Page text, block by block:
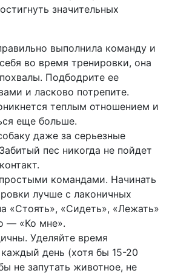
значительных
выполнила команду и
во время тренировки, она
Подбодрите ее
и ласково потрепите.
теплым отношением и
еще больше.
даже за серьезные
пес никогда не пойдет
командами. Начинать
лучше с лаконичных
«Стоять», «Сидеть», «Лежать»
— «Ко мне».
Уделяйте время
день (хотя бы 15-20
не запутать животное, не